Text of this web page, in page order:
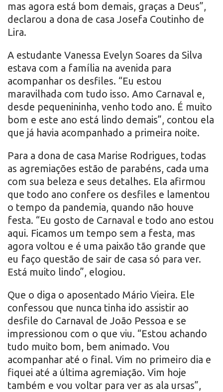
mas agora está bom demais, graças a Deus”,
declarou a dona de casa Josefa Coutinho de
Lira.
A estudante Vanessa Evelyn Soares da Silva
estava com a família na avenida para
acompanhar os desfiles. “Eu estou
maravilhada com tudo isso. Amo Carnaval e,
desde pequenininha, venho todo ano. É muito
bom e este ano está lindo demais”, contou ela
que já havia acompanhado a primeira noite.
Para a dona de casa Marise Rodrigues, todas
as agremiações estão de parabéns, cada uma
com sua beleza e seus detalhes. Ela afirmou
que todo ano confere os desfiles e lamentou
o tempo da pandemia, quando não houve
festa. “Eu gosto de Carnaval e todo ano estou
aqui. Ficamos um tempo sem a festa, mas
agora voltou e é uma paixão tão grande que
eu faço questão de sair de casa só para ver.
Está muito lindo”, elogiou.
Que o diga o aposentado Mário Vieira. Ele
confessou que nunca tinha ido assistir ao
desfile do Carnaval de João Pessoa e se
impressionou com o que viu. “Estou achando
tudo muito bom, bem animado. Vou
acompanhar até o final. Vim no primeiro dia e
fiquei até a última agremiação. Vim hoje
também e vou voltar para ver as ala ursas”,